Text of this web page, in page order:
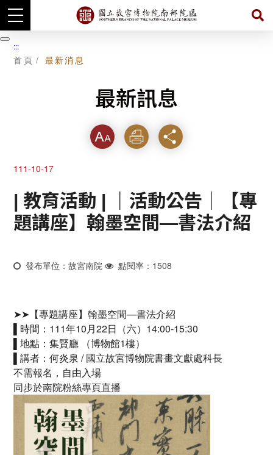
跳
到
暫
停
:::
首頁 最新消息
最新訊息
字級 列印 分享
111-10-17
| 教育活動 | ｜活動公告｜【專
題講座】翰墨空間—書法介紹
發布單位：故宮南院 點閱率：1508
➤➤【專題講座】翰墨空間—書法介紹
▌時間：111年10月22日（六）14:00-15:30
▌地點：集賢廳 （博物館1樓）
▌講者：何炎泉 / 國立故宮博物院書畫文獻處科長
不需報名，自由入場
同步於南院粉絲專頁直播